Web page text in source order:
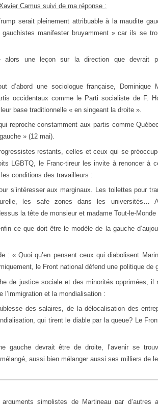
Camus suivi de ma réponse :
serait pleinement attribuable à la maudite
manifester bruyamment » car ils se
alors une leçon sur la direction que devrait
d’abord une sociologue française, Dominique
occidentaux comme le Parti socialiste de F.
base traditionnelle « en singeant la droite ».
reproche constamment aux partis comme
» (12 mai).
restants, celles et ceux qui se
LGBTQ, le Franc-tireur les invite à renoncer à
conditions des travailleurs :
s’intéresser aux marginaux. Les toilettes pour
les safe zones dans les universités…
la tête de monsieur et madame Tout-le-Monde
ce que doit être le modèle de la gauche
: « Quoi qu’en pensent ceux qui diabolisent
le Front national défend une politique de
de justice sociale et des minorités opprimées, il
l’immigration et la mondialisation :
des salaires, de la délocalisation des
qui tirent le diable par la queue? Le
gauche devrait être de droite, l’avenir se
aussi bien mélanger aussi ses milliers de
simplistes de Martineau par d’autres